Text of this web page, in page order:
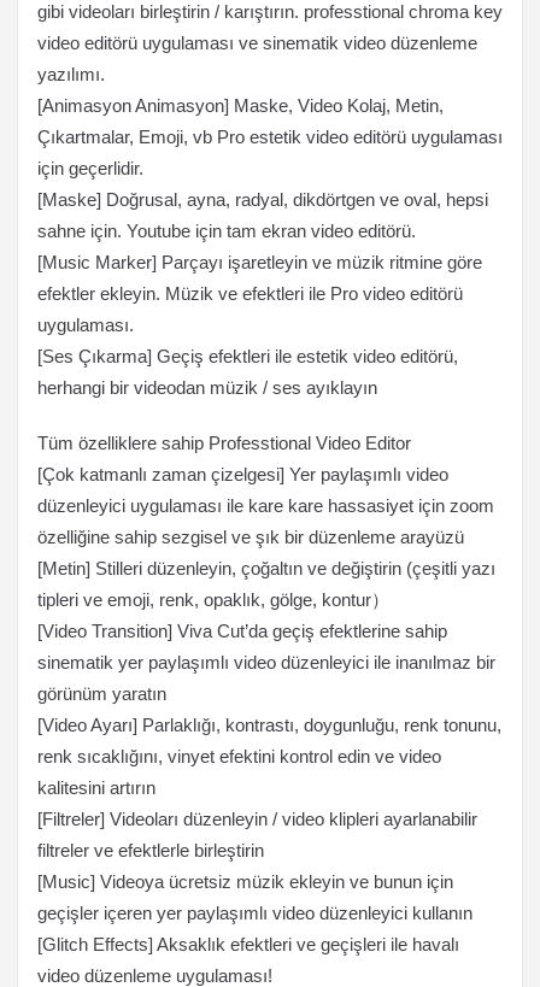
gibi videoları birleştirin / karıştırın. professtional chroma key
video editörü uygulaması ve sinematik video düzenleme
yazılımı.
[Animasyon Animasyon] Maske, Video Kolaj, Metin,
Çıkartmalar, Emoji, vb Pro estetik video editörü uygulaması
için geçerlidir.
[Maske] Doğrusal, ayna, radyal, dikdörtgen ve oval, hepsi
sahne için. Youtube için tam ekran video editörü.
[Music Marker] Parçayı işaretleyin ve müzik ritmine göre
efektler ekleyin. Müzik ve efektleri ile Pro video editörü
uygulaması.
[Ses Çıkarma] Geçiş efektleri ile estetik video editörü,
herhangi bir videodan müzik / ses ayıklayın
Tüm özelliklere sahip Professtional Video Editor
[Çok katmanlı zaman çizelgesi] Yer paylaşımlı video
düzenleyici uygulaması ile kare kare hassasiyet için zoom
özelliğine sahip sezgisel ve şık bir düzenleme arayüzü
[Metin] Stilleri düzenleyin, çoğaltın ve değiştirin (çeşitli yazı
tipleri ve emoji, renk, opaklık, gölge, kontur）
[Video Transition] Viva Cut’da geçiş efektlerine sahip
sinematik yer paylaşımlı video düzenleyici ile inanılmaz bir
görünüm yaratın
[Video Ayarı] Parlaklığı, kontrastı, doygunluğu, renk tonunu,
renk sıcaklığını, vinyet efektini kontrol edin ve video
kalitesini artırın
[Filtreler] Videoları düzenleyin / video klipleri ayarlanabilir
filtreler ve efektlerle birleştirin
[Music] Videoya ücretsiz müzik ekleyin ve bunun için
geçişler içeren yer paylaşımlı video düzenleyici kullanın
[Glitch Effects] Aksaklık efektleri ve geçişleri ile havalı
video düzenleme uygulaması!